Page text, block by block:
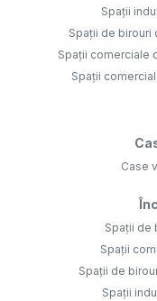
Spații
Spații de birouri
Spații comerciale
Spații
Case
Spații de
Spații
Spații de
Spații